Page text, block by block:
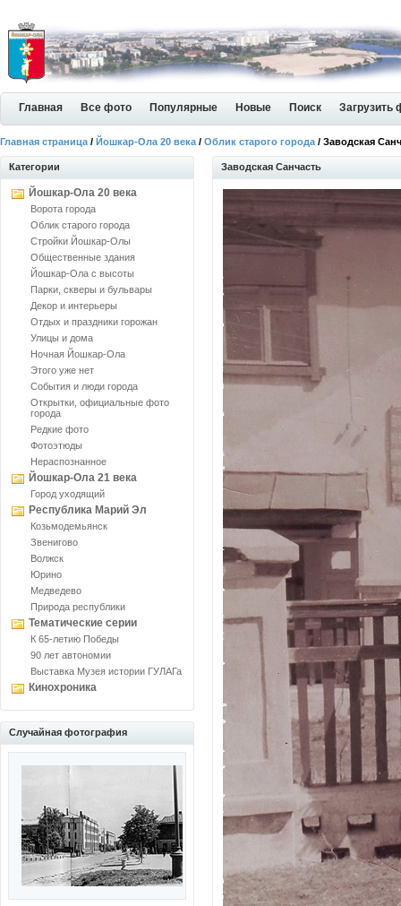
Главная Все фото Популярные Новые Поиск Загрузить
Главная страница / Йошкар-Ола 20 века / Облик старого города / Заводская
Категории
Йошкар-Ола 20 века
Ворота города
Облик старого города
Стройки Йошкар-Олы
Общественные здания
Йошкар-Ола с высоты
Парки, скверы и бульвары
Декор и интерьеры
Отдых и праздники горожан
Улицы и дома
Ночная Йошкар-Ола
Этого уже нет
События и люди города
Открытки, официальные фото
города
Редкие фото
Фотоэтюды
Нераспознанное
Йошкар-Ола 21 века
Город уходящий
Республика Марий Эл
Козьмодемьянск
Звенигово
Волжск
Юрино
Медведево
Природа республики
Тематические серии
К 65-летию Победы
90 лет автономии
Выставка Музея истории ГУЛАГа
Кинохроника
Случайная фотография
Заводская Санчасть